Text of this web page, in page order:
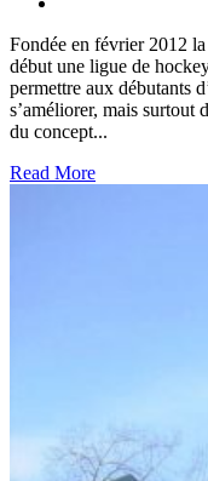
Fondée en février 2012
début une ligue de
permettre aux débutants
s’améliorer, mais surtout
du concept...
Read More